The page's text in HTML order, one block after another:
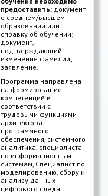
предоставить: документ
о среднем/высшем
образовании или
справку об обучении;
документ,
подтверждающий
изменение фамилии;
заявление.
Программа направлена
на формирование
компетенций в
соответствии с
трудовыми функциями
архитектора
программного
обеспечения, системного
аналитика, специалиста
по информационным
системам, Специалист по
моделированию, сбору и
анализу данных
цифрового следа.